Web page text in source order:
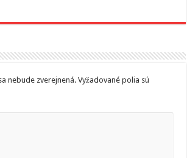
nebude zverejnená. Vyžadované polia sú